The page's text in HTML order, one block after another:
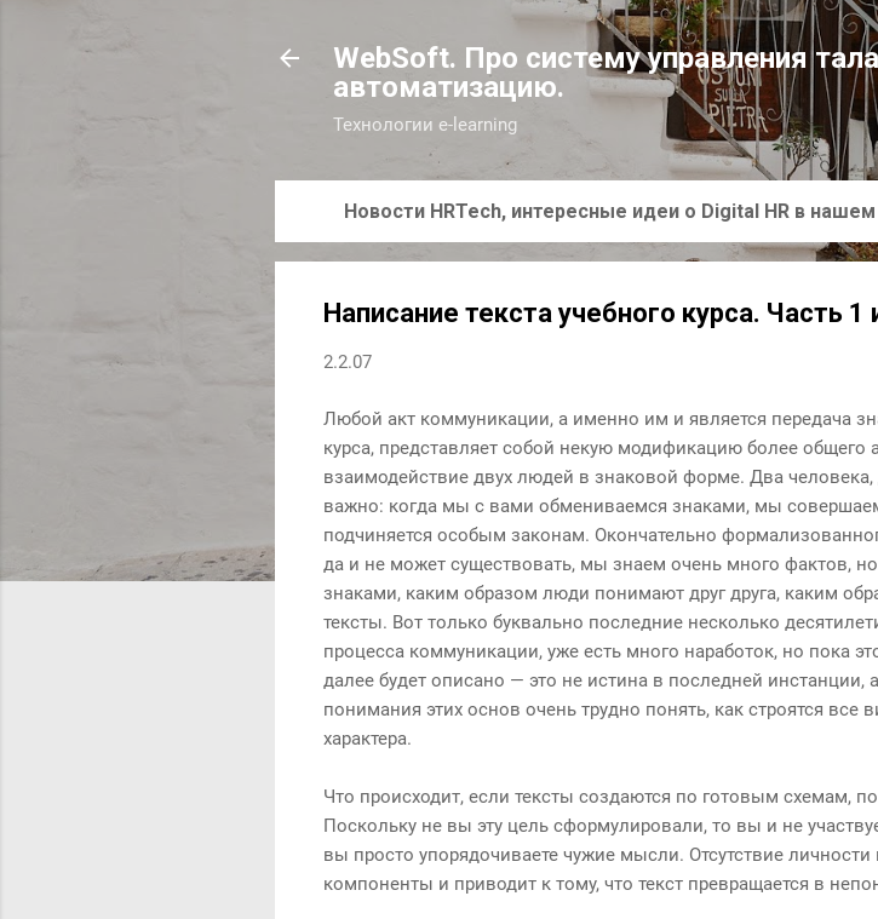
К основному
WebSoft. Про систему управления
автоматизацию.
Технологии e-learning
Новости HRTech, интересные идеи о Digital HR в
Написание текста учебного курса. Часть 1
2.2.07
Любой акт коммуникации, а именно им и является передача
курса, представляет собой некую модификацию более
взаимодействие двух людей в знаковой форме. Два
важно: когда мы с вами обмениваемся знаками, мы
подчиняется особым законам. Окончательно
да и не может существовать, мы знаем очень много фактов,
знаками, каким образом люди понимают друг друга, каким
тексты. Вот только буквально последние несколько
процесса коммуникации, уже есть много наработок, но пока
далее будет описано — это не истина в последней
понимания этих основ очень трудно понять, как строятся
характера.
Что происходит, если тексты создаются по готовым схемам,
Поскольку не вы эту цель сформулировали, то вы и не
вы просто упорядочиваете чужие мысли. Отсутствие личности
компоненты и приводит к тому, что текст превращается в